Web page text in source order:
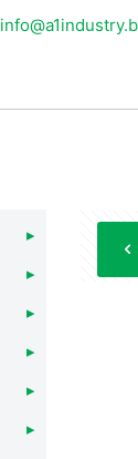
▸
▸
▸
▸
▸
▸